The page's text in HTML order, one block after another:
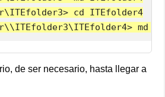
cd ITEfolder4
md
de ser necesario, hasta llegar a